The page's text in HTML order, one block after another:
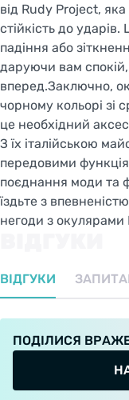
від Rudy Project,
стійкість до
падіння або
даруючи вам
вперед.Заключно,
чорному кольорі зі
це необхідний
З їх італійською
передовими
поєднання моди та
їздьте з
негоди з окулярами
ВІДГУКИ
ПОДІЛИСЯ